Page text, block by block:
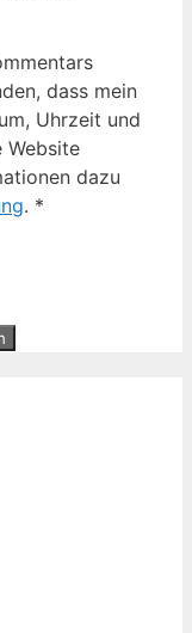
dass mein
Uhrzeit und
Website
dazu
. *